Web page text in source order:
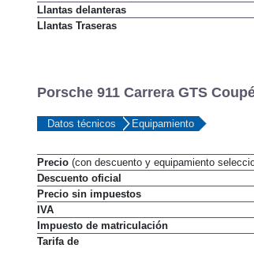
Neumáticos traseros
Llantas delanteras
Porsche 911 Carrera GTS
Precio(con descuento y equipamiento
Descuento oficial
Precio sin impuestos
IVA
Impuesto de matriculación